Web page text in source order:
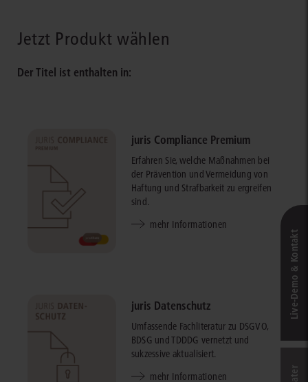
Jetzt Produkt wählen
Der Titel ist enthalten in:
juris Compliance Premium
Erfahren Sie, welche Maßnahmen bei
der Prävention und Vermeidung von
Haftung und Strafbarkeit zu ergreifen
sind.
mehr Informationen
juris Datenschutz
Umfassende Fachliteratur zu DSGVO,
BDSG und TDDDG vernetzt und
sukzessive aktualisiert.
mehr Informationen
Live‑Demo & Kontakt